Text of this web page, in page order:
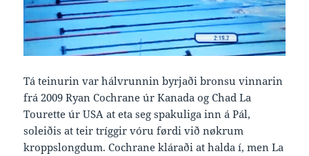
Tá teinurin var hálvrunnin byrjaði bronsu vinnarin
frá 2009 Ryan Cochrane úr Kanada og Chad La
Tourette úr USA at eta seg spakuliga inn á Pál,
soleiðis at teir tríggir vóru førdi við nøkrum
kroppslongdum. Cochrane kláraði at halda í, men La